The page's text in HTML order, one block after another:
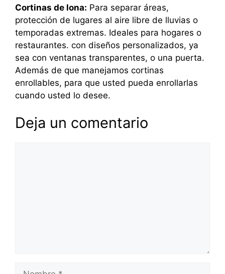
Cortinas de lona: Para separar áreas,
protección de lugares al aire libre de lluvias o
temporadas extremas. Ideales para hogares o
restaurantes. con diseños personalizados, ya
sea con ventanas transparentes, o una puerta.
Además de que manejamos cortinas
enrollables, para que usted pueda enrollarlas
cuando usted lo desee.
Deja un comentario
Nombre